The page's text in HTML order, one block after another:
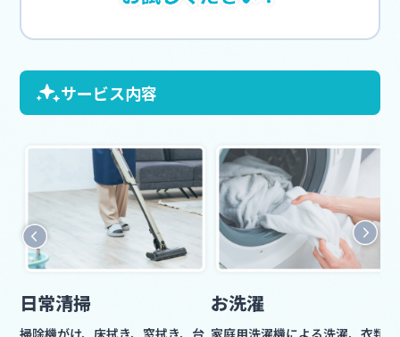
サービス内容
日常清掃
掃除機がけ、床拭き、窓拭き、台
お洗濯
家庭用洗濯機による洗濯、衣類の